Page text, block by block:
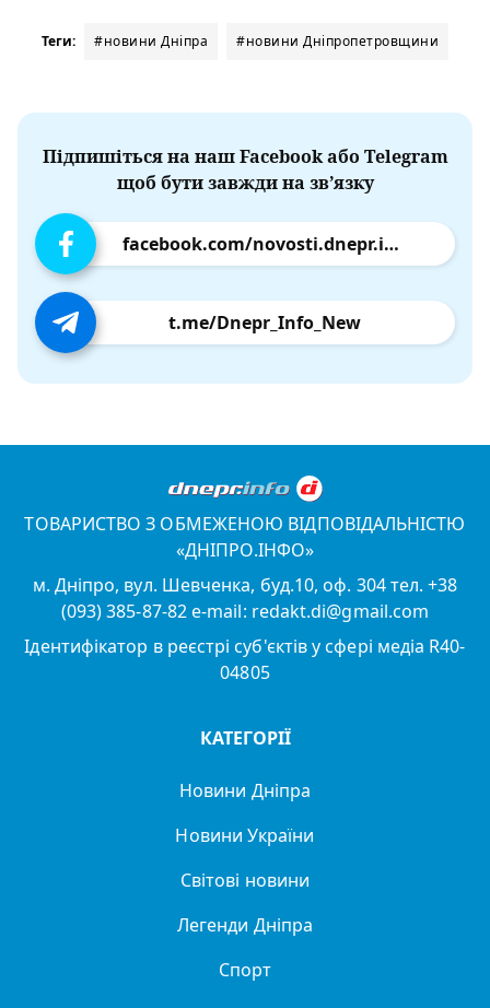
Теги: #новини Дніпра #новини Дніпропетровщини
Підпишіться на наш Facebook або Telegram
щоб бути завжди на зв’язку
facebook.com/novosti.dnepr.info
t.me/Dnepr_Info_New
ТОВАРИСТВО З ОБМЕЖЕНОЮ ВІДПОВІДАЛЬНІСТЮ
«ДНІПРО.ІНФО»
м. Дніпро, вул. Шевченка, буд.10, оф. 304 тел. +38
(093) 385-87-82 e-mail: redakt.di@gmail.com
Ідентифікатор в реєстрі суб'єктів у сфері медіа R40-
04805
КАТЕГОРІЇ
Новини Дніпра
Новини України
Світові новини
Легенди Дніпра
Спорт